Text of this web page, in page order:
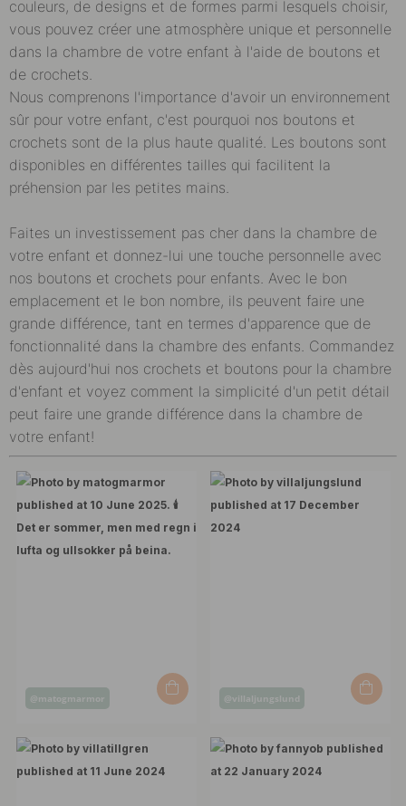
couleurs, de designs et de formes parmi lesquels choisir,
vous pouvez créer une atmosphère unique et personnelle
dans la chambre de votre enfant à l'aide de boutons et
de crochets.
Nous comprenons l'importance d'avoir un environnement
sûr pour votre enfant, c'est pourquoi nos boutons et
crochets sont de la plus haute qualité. Les boutons sont
disponibles en différentes tailles qui facilitent la
préhension par les petites mains.
Faites un investissement pas cher dans la chambre de
votre enfant et donnez-lui une touche personnelle avec
nos boutons et crochets pour enfants. Avec le bon
emplacement et le bon nombre, ils peuvent faire une
grande différence, tant en termes d'apparence que de
fonctionnalité dans la chambre des enfants. Commandez
dès aujourd'hui nos crochets et boutons pour la chambre
d'enfant et voyez comment la simplicité d'un petit détail
peut faire une grande différence dans la chambre de
votre enfant!
Post
by
@matogmarmor
Post
by
@villaljungslund